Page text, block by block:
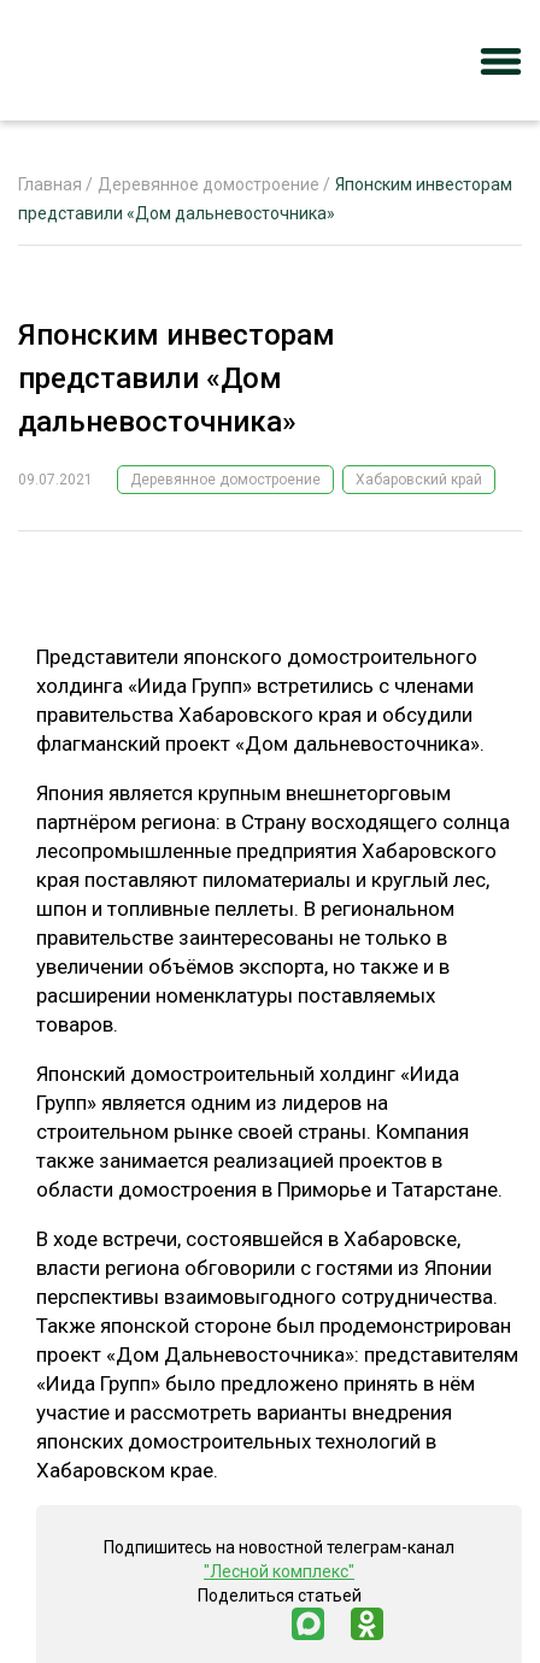
РЕКЛАМОДАТЕЛЯМ
ЛЕСНОЕ ХОЗЯЙСТВО
ЛЕСОЗАГОТОВКА
БИОЭНЕРГЕТИКА
ЛЕСОВОССТАНОВЛЕНИЕ И ЗАЩИТА
ЛОГИСТИКА
ПРОИЗВОДСТВО ДРЕВЕСНЫХ ПЛИТ
ЦБП
ЛЕСОПИЛЕНИЕ
БЕЗОПАСНОЕ ПРОИЗВОДСТВО
СОРТИРОВКА ДРЕВЕСИНЫ
СУШКА ДРЕВЕСИНЫ
МЕБЕЛЬНОЕ ПРОИЗВОДСТВО
ТЕМАТИЧЕСКИЕ ПРОЕКТЫ
ЭКСПЕРТНОЕ МНЕНИЕ
Главная / Деревянное домостроение / Японским инвесторам
представили «Дом дальневосточника»
Японским инвесторам
представили «Дом
дальневосточника»
09.07.2021 Деревянное домостроение Хабаровский край
Представители японского домостроительного
холдинга «Иида Групп» встретились с членами
правительства Хабаровского края и обсудили
флагманский проект «Дом дальневосточника».
Япония является крупным внешнеторговым
партнёром региона: в Страну восходящего солнца
лесопромышленные предприятия Хабаровского
края поставляют пиломатериалы и круглый лес,
шпон и топливные пеллеты. В региональном
правительстве заинтересованы не только в
увеличении объёмов экспорта, но также и в
расширении номенклатуры поставляемых
товаров.
Японский домостроительный холдинг «Иида
Групп» является одним из лидеров на
строительном рынке своей страны. Компания
также занимается реализацией проектов в
области домостроения в Приморье и Татарстане.
В ходе встречи, состоявшейся в Хабаровске,
власти региона обговорили с гостями из Японии
перспективы взаимовыгодного сотрудничества.
Также японской стороне был продемонстрирован
проект «Дом Дальневосточника»: представителям
«Иида Групп» было предложено принять в нём
участие и рассмотреть варианты внедрения
японских домостроительных технологий в
Хабаровском крае.
Подпишитесь на новостной телеграм-канал
"Лесной комплекс"
Поделиться статьей